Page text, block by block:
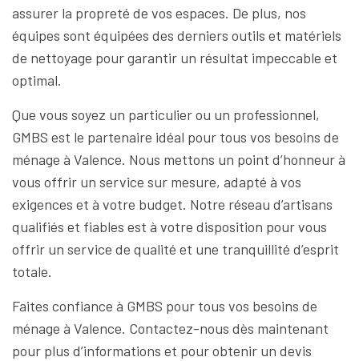
assurer la propreté de vos espaces. De plus, nos
équipes sont équipées des derniers outils et matériels
de nettoyage pour garantir un résultat impeccable et
optimal.
Que vous soyez un particulier ou un professionnel,
GMBS est le partenaire idéal pour tous vos besoins de
ménage à Valence. Nous mettons un point d’honneur à
vous offrir un service sur mesure, adapté à vos
exigences et à votre budget. Notre réseau d’artisans
qualifiés et fiables est à votre disposition pour vous
offrir un service de qualité et une tranquillité d’esprit
totale.
Faites confiance à GMBS pour tous vos besoins de
ménage à Valence. Contactez-nous dès maintenant
pour plus d’informations et pour obtenir un devis